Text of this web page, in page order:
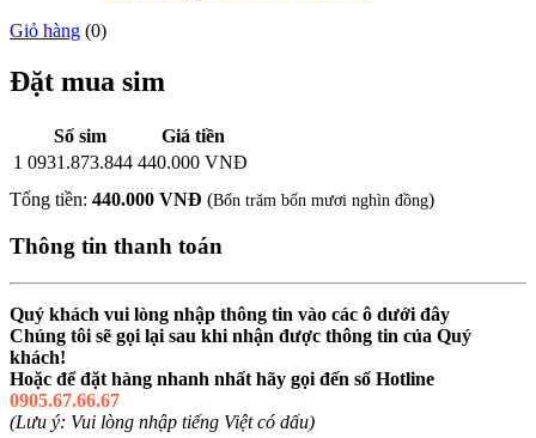
Giỏ hàng (0)
Đặt mua sim
Số sim
Giá tiền
1 0931.873.844 440.000 VNĐ
Tổng tiền: 440.000 VNĐ (Bốn trăm bốn mươi nghìn đồng)
Thông tin thanh toán
Quý khách vui lòng nhập thông tin vào các ô dưới đây
Chúng tôi sẽ gọi lại sau khi nhận được thông tin của Quý
khách!
Hoặc để đặt hàng nhanh nhất hãy gọi đến số Hotline
0905.67.66.67
(Lưu ý: Vui lòng nhập tiếng Việt có dấu)